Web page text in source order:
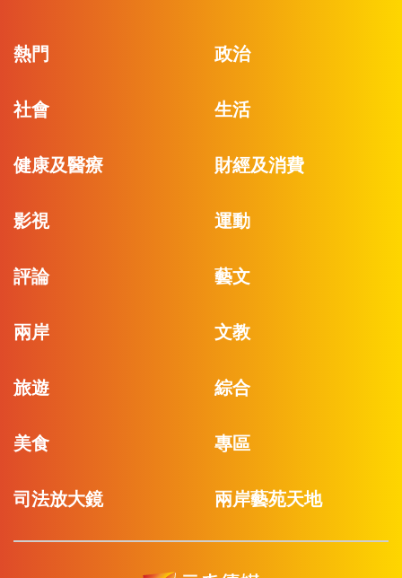
熱門 政治
社會 生活
健康及醫療 財經及消費
影視 運動
評論 藝文
兩岸 文教
旅遊 綜合
美食 專區
司法放大鏡 兩岸藝苑天地